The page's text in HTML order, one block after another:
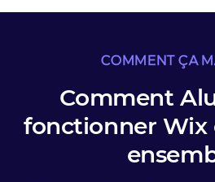
COMMENT ÇA
Comment
fonctionner Wix